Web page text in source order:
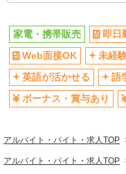
家電・携帯販売 即日
Web面接OK
未経
英語が活かせる
語
ボーナス・賞与あり
アルバイト・バイト・求人TOP
アルバイト・バイト・求人TOP